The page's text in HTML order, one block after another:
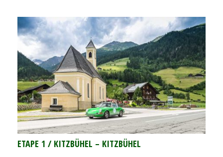
ETAPE 1 / KITZBÜHEL – KITZBÜHEL